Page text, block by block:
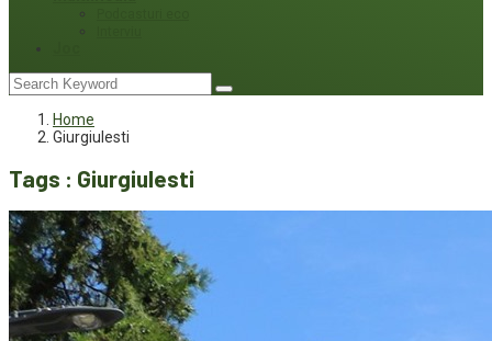
Home
Giurgiulesti
Tags : Giurgiulesti